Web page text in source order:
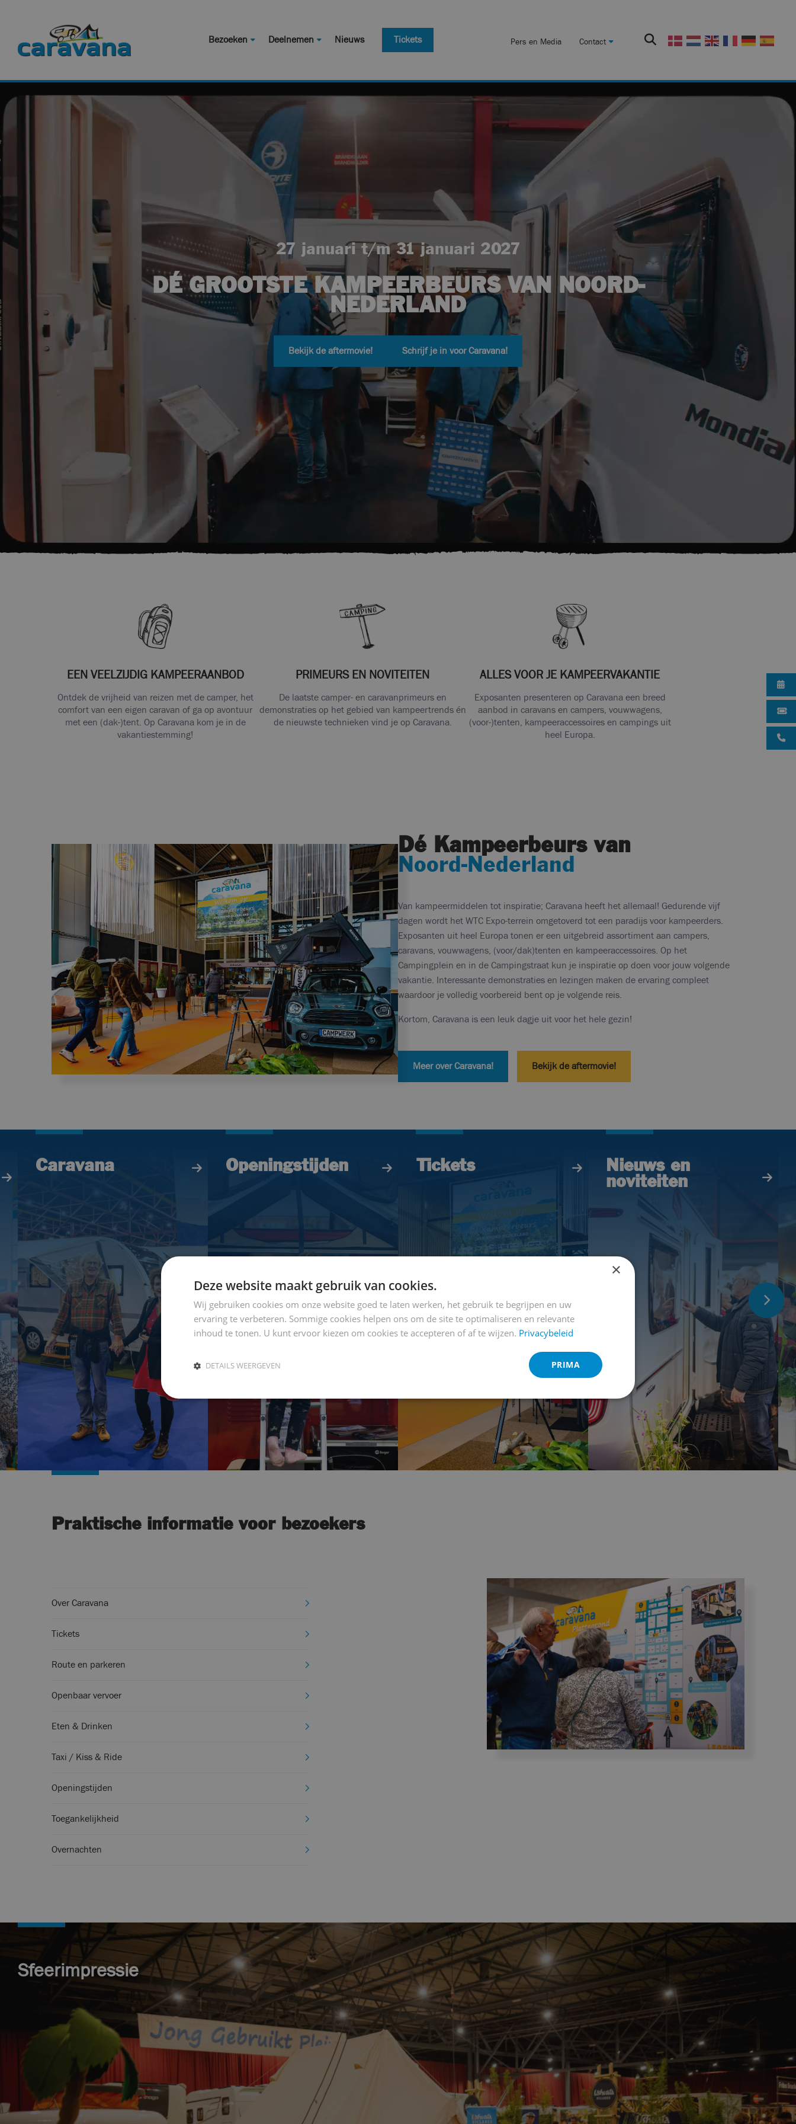
Bezoeken Deelnemen Nieuws Tickets Pers en Media Contact
27 januari t/m 31 januari 2027
DÉ GROOTSTE KAMPEERBEURS VAN NOORD-
NEDERLAND
Bekijk de aftermovie! Schrijf je in voor Caravana!
EEN VEELZIJDIG KAMPEERAANBOD
Ontdek de vrijheid van reizen met de camper, het
comfort van een eigen caravan of ga op avontuur
met een (dak-)tent. Op Caravana kom je in de
vakantiestemming!
PRIMEURS EN NOVITEITEN
De laatste camper- en caravanprimeurs en
demonstraties op het gebied van kampeertrends én
de nieuwste technieken vind je op Caravana.
ALLES VOOR JE KAMPEERVAKANTIE
Exposanten presenteren op Caravana een breed
aanbod in caravans en campers, vouwwagens,
(voor-)tenten, kampeeraccessoires en campings uit
heel Europa.
Dé Kampeerbeurs van
Noord-Nederland
Van kampeermiddelen tot inspiratie; Caravana heeft het allemaal! Gedurende vijf
dagen wordt het WTC Expo-terrein omgetoverd tot een paradijs voor kampeerders.
Exposanten uit heel Europa tonen er een uitgebreid assortiment aan campers,
caravans, vouwwagens, (voor/dak)tenten en kampeeraccessoires. Op het
Campingplein en in de Campingstraat kun je inspiratie op doen voor jouw volgende
vakantie. Interessante demonstraties en lezingen maken de ervaring compleet
waardoor je volledig voorbereid bent op je volgende reis.
Kortom, Caravana is een leuk dagje uit voor het hele gezin!
Meer over Caravana! Bekijk de aftermovie!
Caravana Openingstijden Tickets
Nieuws en
noviteiten
Praktische informatie voor bezoekers
Over Caravana
Tickets
Route en parkeren
Openbaar vervoer
Eten & Drinken
Taxi / Kiss & Ride
Openingstijden
Toegankelijkheid
Overnachten
Sfeerimpressie
×
Deze website maakt gebruik van cookies.
Wij gebruiken cookies om onze website goed te laten werken, het gebruik te begrijpen en uw
ervaring te verbeteren. Sommige cookies helpen ons om de site te optimaliseren en relevante
inhoud te tonen. U kunt ervoor kiezen om cookies te accepteren of af te wijzen. Privacybeleid
PRIMA
DETAILS WEERGEVEN